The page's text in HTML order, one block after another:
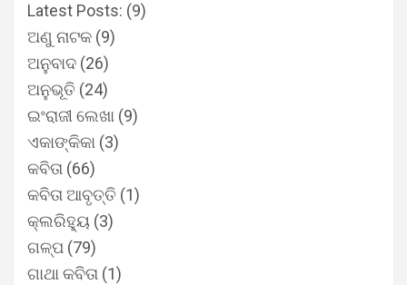
Latest Posts: (9)
ଅଣୁ ନାଟକ (9)
ଅନୁବାଦ (26)
ଅନୁଭୂତି (24)
ଇଂରାଜୀ ଲେଖା (9)
ଏକାଙ୍କିକା (3)
କବିତା (66)
କବିତା ଆବୃତ୍ତି (1)
କ୍ଲରିହ୍ୟୁ (3)
ଗଳ୍ପ (79)
ଗାଥା କବିତା (1)